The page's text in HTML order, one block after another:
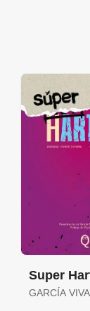
Super
GARCÍA